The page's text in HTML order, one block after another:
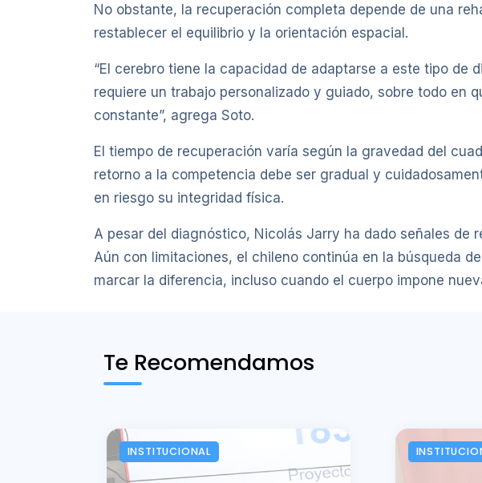
No obstante, la recuperación completa depende de una
restablecer el equilibrio y la orientación espacial.
“El cerebro tiene la capacidad de adaptarse a este tipo de
requiere un trabajo personalizado y guiado, sobre todo en
constante”, agrega Soto.
El tiempo de recuperación varía según la gravedad del
retorno a la competencia debe ser gradual y
en riesgo su integridad física.
A pesar del diagnóstico, Nicolás Jarry ha dado señales de
Aún con limitaciones, el chileno continúa en la búsqueda
marcar la diferencia, incluso cuando el cuerpo impone
Te Recomendamos
INSTITUCIONAL